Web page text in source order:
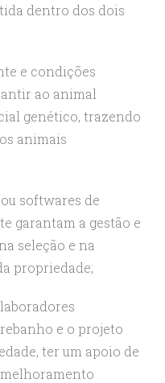
dentro dos dois
e condições
ao animal
genético, trazendo
animais
softwares de
garantam a gestão e
seleção e na
propriedade;
e o projeto
ter um apoio de